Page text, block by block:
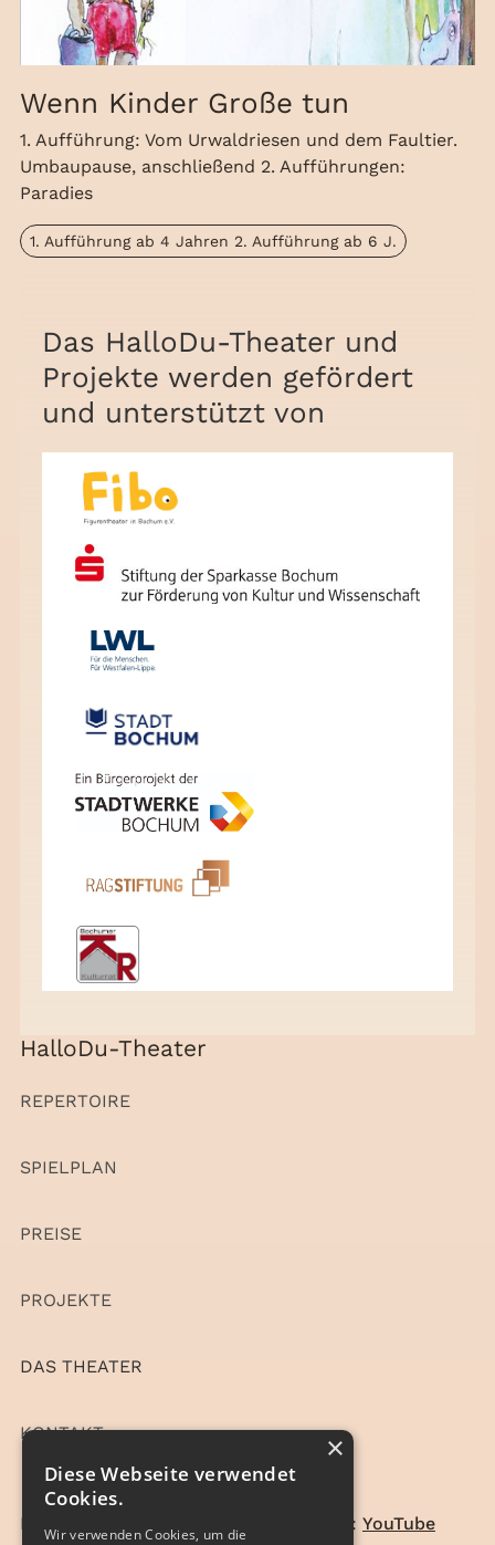
Wenn Kinder Große tun
1. Aufführung: Vom Urwaldriesen und dem Faultier.
Umbaupause, anschließend 2. Aufführungen:
Paradies
1. Aufführung ab 4 Jahren 2. Aufführung ab 6 J.
Das HalloDu-Theater und
Projekte werden gefördert
und unterstützt von
HalloDu-Theater
REPERTOIRE
SPIELPLAN
PREISE
PROJEKTE
DAS THEATER
KONTAKT
Feedback zu den Theatherstücken auf: YouTube
×
Diese Webseite verwendet
Cookies.
Wir verwenden Cookies, um die